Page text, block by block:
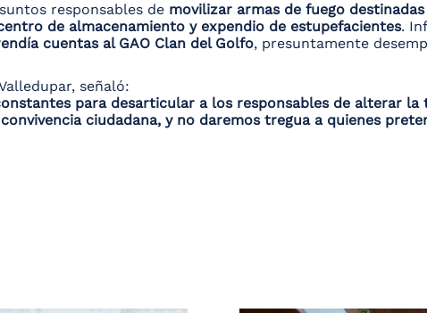
responsables de movilizar armas de fuego
de almacenamiento y expendio de estupefacientes.
cuentas al GAO Clan del Golfo, presuntamente
señaló:
para desarticular a los responsables de alterar la
ciudadana, y no daremos tregua a quienes